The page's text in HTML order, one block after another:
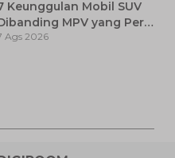
Keunggulan Mobil SUV
MPV yang Perlu
Ketahui
Ags 2026